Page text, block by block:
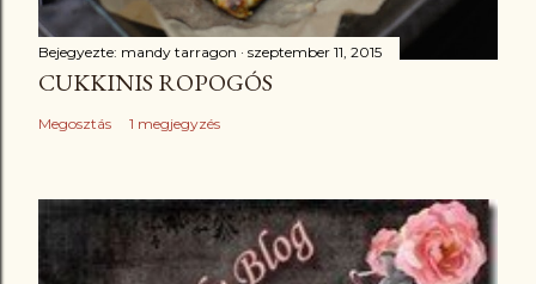
Bejegyezte: mandy tarragon szeptember 11, 2015
CUKKINIS ROPOGÓS
Megosztás 1 megjegyzés